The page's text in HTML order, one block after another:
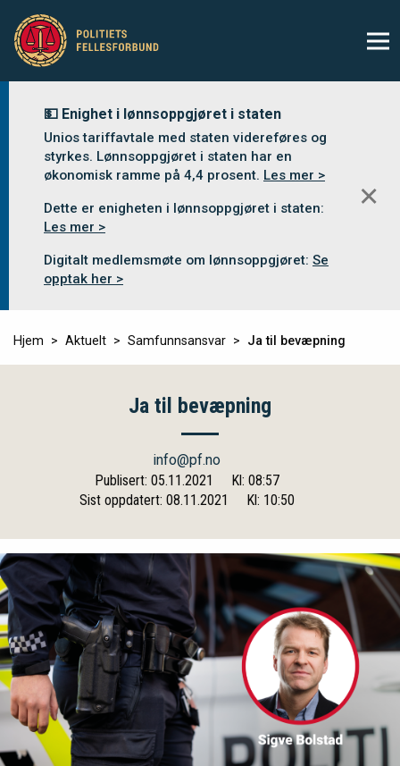
💵 Enighet i lønnsoppgjøret i staten
Unios tariffavtale med staten videreføres og
styrkes. Lønnsoppgjøret i staten har en
økonomisk ramme på 4,4 prosent. Les mer >
Dette er enigheten i lønnsoppgjøret i staten:
Les mer >
Digitalt medlemsmøte om lønnsoppgjøret: Se
opptak her >
✕
Hjem Aktuelt Samfunnsansvar Ja til bevæpning
Ja til bevæpning
info@pf.no
Publisert: 05.11.2021
Kl: 08:57
Sist oppdatert: 08.11.2021
Kl: 10:50